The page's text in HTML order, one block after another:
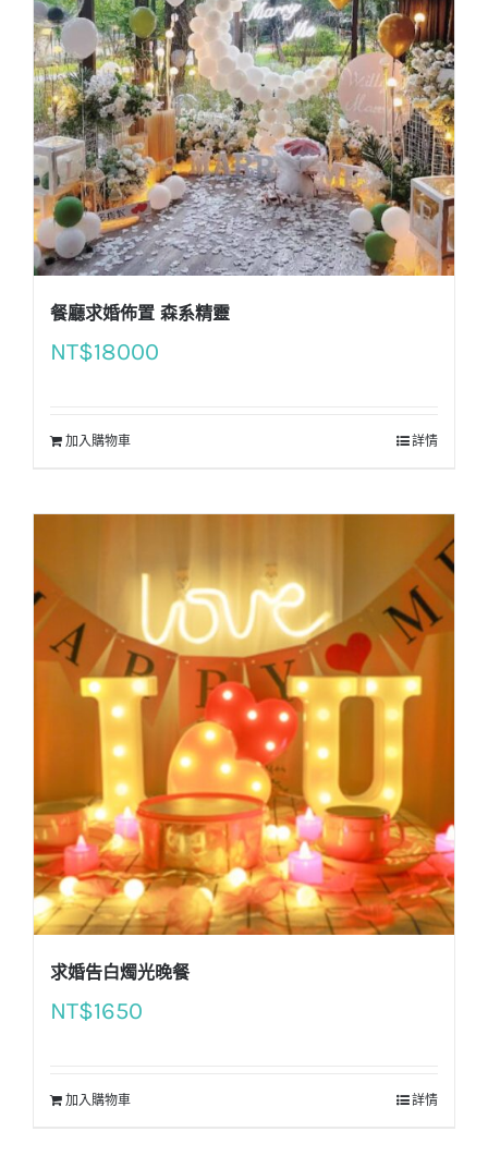
餐廳求婚佈置 森系精靈
NT$18000
加入購物車 詳情
求婚告白燭光晚餐
NT$1650
加入購物車 詳情